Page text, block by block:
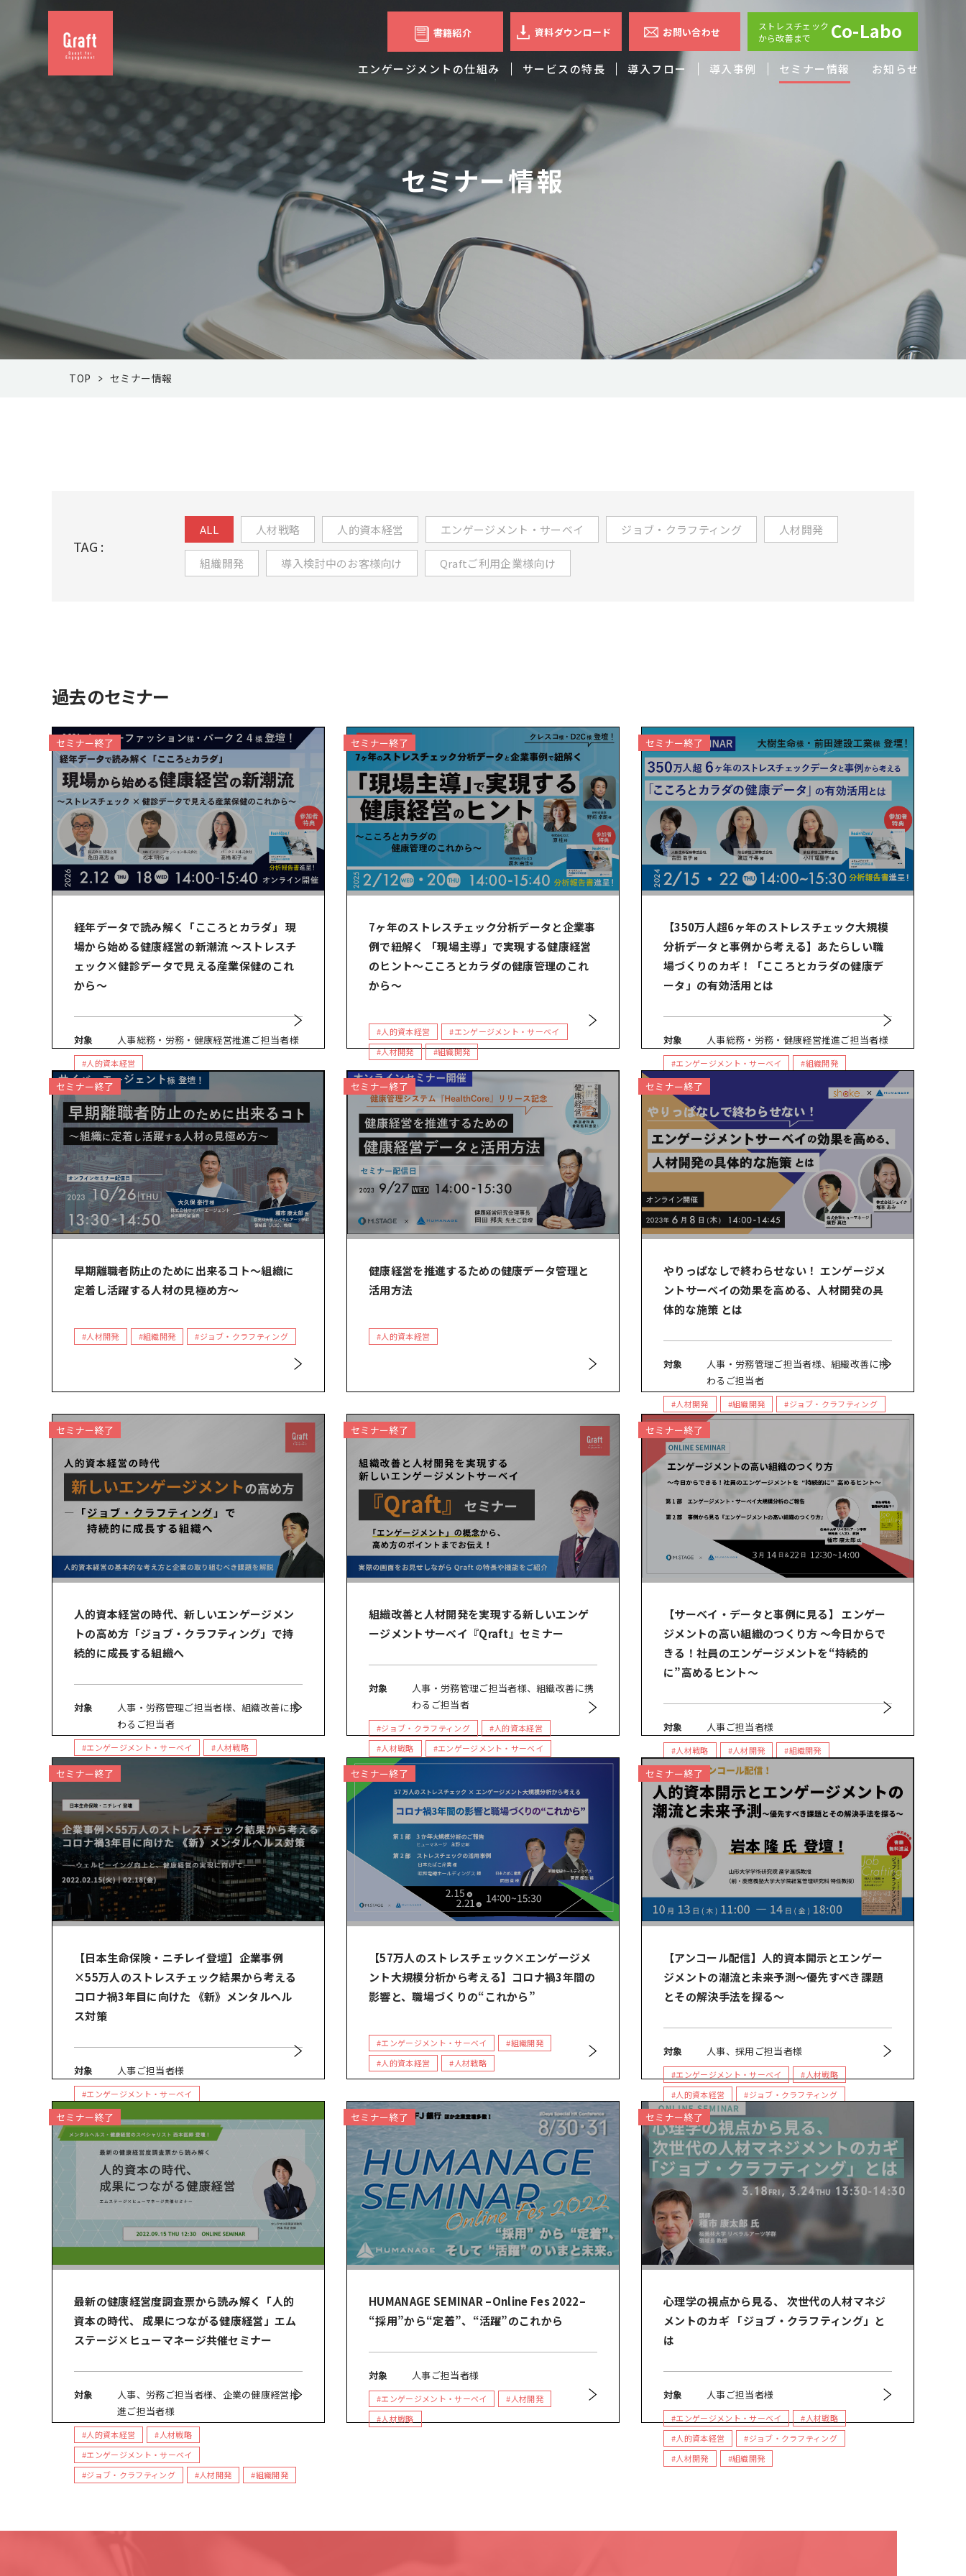
エンゲージメントの仕組み サービスの特長 導入フロー 導入事例 セミナー情報 お知らせ
書籍紹介 資料ダウンロード お問い合わせ
ストレスチェック
から改善まで
Co-Labo
セミナー情報
TOP セミナー情報
TAG :
ALL 人材戦略 人的資本経営 エンゲージメント・サーベイ ジョブ・クラフティング 人材開発
組織開発 導入検討中のお客様向け Qraftご利用企業様向け
過去のセミナー
セミナー終了
経年データで読み解く「こころとカラダ」 現
場から始める健康経営の新潮流 ～ストレスチ
ェック×健診データで見える産業保健のこれ
から～
対象 人事総務・労務・健康経営推進ご担当者様
#人的資本経営
セミナー終了
7ヶ年のストレスチェック分析データと企業事
例で紐解く 「現場主導」で実現する健康経営
のヒント～こころとカラダの健康管理のこれ
から～
#人的資本経営
#エンゲージメント・サーベイ
#人材開発
#組織開発
セミナー終了
【350万人超6ヶ年のストレスチェック大規模
分析データと事例から考える】あたらしい職
場づくりのカギ！「こころとカラダの健康デ
ータ」の有効活用とは
対象 人事総務・労務・健康経営推進ご担当者様
#エンゲージメント・サーベイ
#組織開発
#人的資本経営
セミナー終了
早期離職者防止のために出来るコト～組織に
定着し活躍する人材の見極め方～
#人材開発 #組織開発 #ジョブ・クラフティング
セミナー終了
健康経営を推進するための健康データ管理と
活用方法
#人的資本経営
セミナー終了
やりっぱなしで終わらせない！ エンゲージメ
ントサーベイの効果を高める、人材開発の具
体的な施策 とは
対象
人事・労務管理ご担当者様、組織改善に携
わるご担当者
#人材開発 #組織開発
#ジョブ・クラフティング
#エンゲージメント・サーベイ
セミナー終了
人的資本経営の時代、新しいエンゲージメン
トの高め方「ジョブ・クラフティング」で持
続的に成長する組織へ
対象
人事・労務管理ご担当者様、組織改善に携
わるご担当者
#エンゲージメント・サーベイ
#人材戦略
#人的資本経営
セミナー終了
組織改善と人材開発を実現する新しいエンゲ
ージメントサーベイ『Qraft』セミナー
対象
人事・労務管理ご担当者様、組織改善に携
わるご担当者
#ジョブ・クラフティング
#人的資本経営
#人材戦略
#エンゲージメント・サーベイ
#人材開発
#組織開発
セミナー終了
【サーベイ・データと事例に見る】 エンゲー
ジメントの高い組織のつくり方 ～今日からで
きる！社員のエンゲージメントを“持続的
に”高めるヒント～
対象 人事ご担当者様
#人材戦略 #人材開発
#組織開発
#ジョブ・クラフティング
#エンゲージメント・サーベイ
セミナー終了
【日本生命保険・ニチレイ登壇】企業事例
×55万人のストレスチェック結果から考える
コロナ禍3年目に向けた 《新》メンタルヘル
ス対策
対象 人事ご担当者様
#エンゲージメント・サーベイ
セミナー終了
【57万人のストレスチェック×エンゲージメ
ント大規模分析から考える】コロナ禍3年間の
影響と、職場づくりの“これから”
#エンゲージメント・サーベイ
#組織開発
#人的資本経営
#人材戦略
セミナー終了
【アンコール配信】人的資本開示とエンゲー
ジメントの潮流と未来予測～優先すべき課題
とその解決手法を探る～
対象 人事、採用ご担当者様
#エンゲージメント・サーベイ
#人材戦略
#人的資本経営
#ジョブ・クラフティング
#人材開発
#組織開発
セミナー終了
最新の健康経営度調査票から読み解く「人的
資本の時代、 成果につながる健康経営」エム
ステージ×ヒューマネージ共催セミナー
対象
人事、労務ご担当者様、企業の健康経営推
進ご担当者様
#人的資本経営
#人材戦略
#エンゲージメント・サーベイ
#ジョブ・クラフティング
#人材開発 #組織開発
セミナー終了
HUMANAGE SEMINAR –Online Fes 2022–
“採用”から“定着”、“活躍”のこれから
対象 人事ご担当者様
#エンゲージメント・サーベイ
#人材開発
#人材戦略
セミナー終了
心理学の視点から見る、 次世代の人材マネジ
メントのカギ 「ジョブ・クラフティング」と
は
対象 人事ご担当者様
#エンゲージメント・サーベイ
#人材戦略
#人的資本経営
#ジョブ・クラフティング
#人材開発
#組織開発